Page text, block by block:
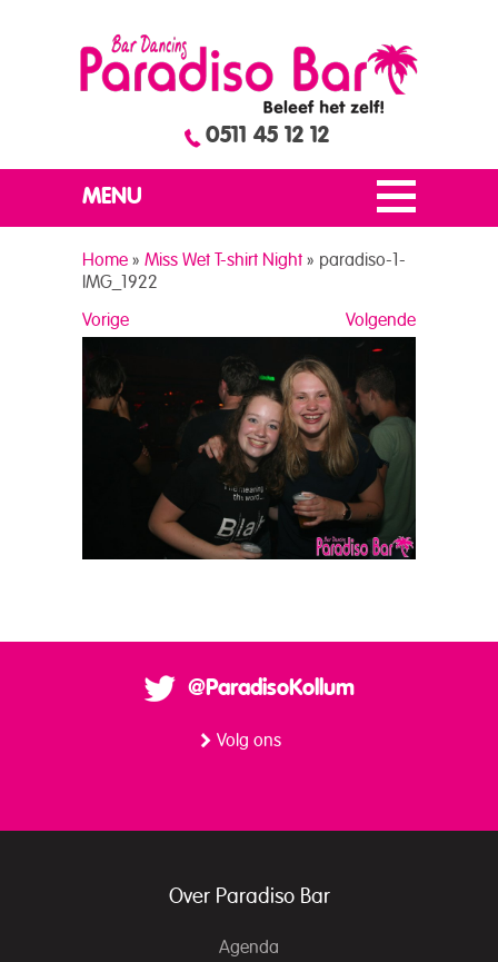
0511 45 12 12
MENU
Home » Miss Wet T-shirt Night » paradiso-1-
IMG_1922
Volgende
Vorige
@ParadisoKollum
Volg ons
Over Paradiso Bar
Agenda